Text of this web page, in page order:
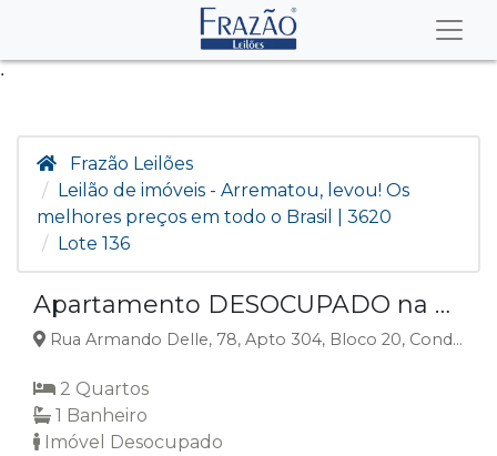
.
Frazão Leilões
Leilão de imóveis - Arrematou, levou! Os
melhores preços em todo o Brasil | 3620
Lote 136
Apartamento DESOCUPADO na Vila Giampietro, Birigui, SP,
Rua Armando Delle, 78, Apto 304, Bloco 20, Condominio Parque Bosque Das Azaléas, Vila Giampietro, Birigui, SP
2 Quartos
1 Banheiro
Imóvel Desocupado